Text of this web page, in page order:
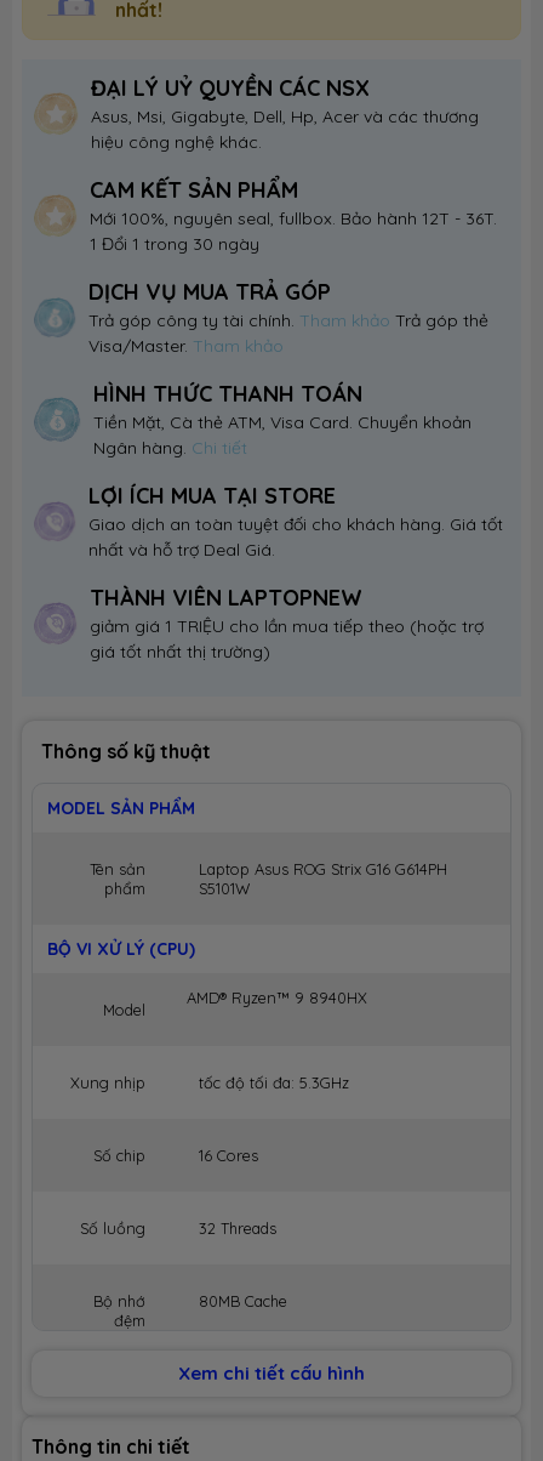
nhất!
ĐẠI LÝ UỶ QUYỀN CÁC NSX
Asus, Msi, Gigabyte, Dell, Hp, Acer và các thương
hiệu công nghệ khác.
CAM KẾT SẢN PHẨM
Mới 100%, nguyên seal, fullbox. Bảo hành 12T - 36T.
1 Đổi 1 trong 30 ngày
DỊCH VỤ MUA TRẢ GÓP
Trả góp công ty tài chính. Tham khảoTrả góp thẻ
Visa/Master. Tham khảo
HÌNH THỨC THANH TOÁN
Tiền Mặt, Cà thẻ ATM, Visa Card. Chuyển khoản
Ngân hàng. Chi tiết
LỢI ÍCH MUA TẠI STORE
Giao dịch an toàn tuyệt đối cho khách hàng. Giá tốt
nhất và hỗ trợ Deal Giá.
THÀNH VIÊN LAPTOPNEW
giảm giá 1 TRIỆU cho lần mua tiếp theo (hoặc trợ
giá tốt nhất thị trường)
Thông số kỹ thuật
MODEL SẢN PHẨM
Tên sản
phẩm
Laptop Asus ROG Strix G16 G614PH
S5101W
BỘ VI XỬ LÝ (CPU)
Model
AMD® Ryzen™ 9 8940HX
Xung nhịp tốc độ tối đa: 5.3GHz
Số chip 16 Cores
Số luồng 32 Threads
Bộ nhớ
đệm
80MB Cache
BỘ NHỚ MÁY (RAM)
Dung lượng
Xem chi tiết cấu hình
Thông tin chi tiết